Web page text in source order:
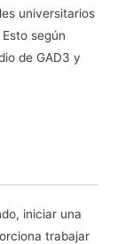
universitarios
según
de GAD3 y
iniciar una
trabajar